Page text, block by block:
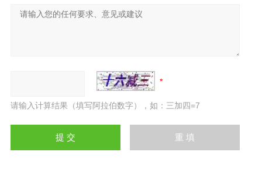
请输入计算结果（填写阿拉伯数字），如：三加四=7